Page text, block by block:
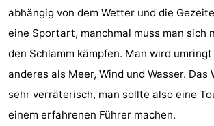
abhängig von dem Wetter und die
eine Sportart, manchmal muss man sich
den Schlamm kämpfen. Man wird
anderes als Meer, Wind und Wasser. Das
sehr verräterisch, man sollte also eine
einem erfahrenen Führer machen.